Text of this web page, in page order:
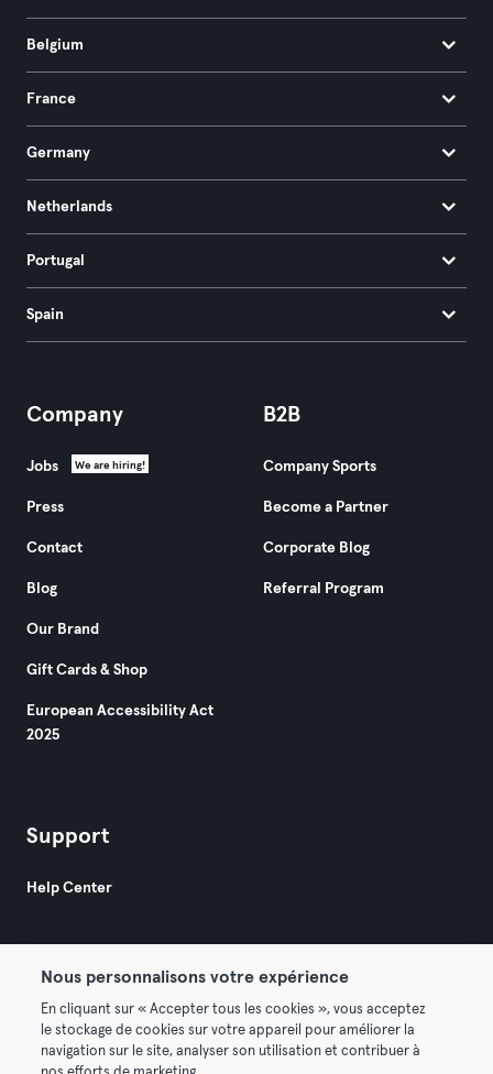
Belgium
France
Germany
Netherlands
Portugal
Spain
Company
Jobs We are hiring!
Press
Contact
Blog
Our Brand
Gift Cards & Shop
European Accessibility Act
2025
B2B
Company Sports
Become a Partner
Corporate Blog
Referral Program
Support
Help Center
© 2026 Urban Sports Group GmbH. All rights reserved.
Terms & Conditions Privacy
Nous personnalisons votre expérience
En cliquant sur « Accepter tous les cookies », vous acceptez
le stockage de cookies sur votre appareil pour améliorer la
navigation sur le site, analyser son utilisation et contribuer à